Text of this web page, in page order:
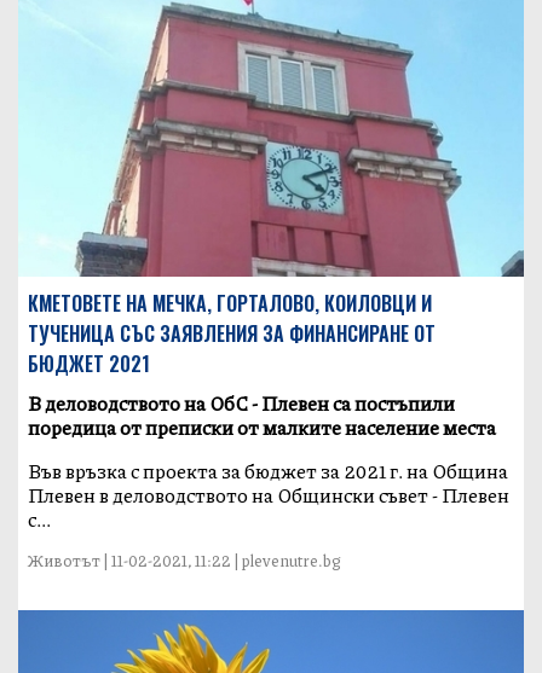
КМЕТОВЕТЕ НА МЕЧКА, ГОРТАЛОВО, КОИЛОВЦИ И
ТУЧЕНИЦА СЪС ЗАЯВЛЕНИЯ ЗА ФИНАНСИРАНЕ ОТ
БЮДЖЕТ 2021
В деловодството на ОбС - Плевен са постъпили
поредица от преписки от малките население места
Във връзка с проекта за бюджет за 2021 г. на Община
Плевен в деловодството на Общински съвет - Плевен
с...
Животът | 11-02-2021, 11:22 | plevenutre.bg